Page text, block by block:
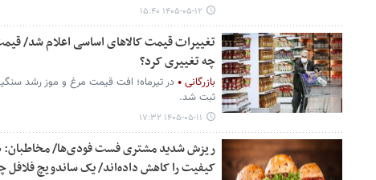
۱۴۰۵-۰۵-۱۲ ۱۵:۴۰
تغییرات قیمت کالاهای اساسی اعلام شد/
چه تغییری کرد؟
بازرگانی
در تیرماه؛ افت قیمت مرغ و موز رشد
ثبت شد.
۱۴۰۵-۰۵-۱۱ ۱۷:۳۲
ریزش شدید مشتری فست فودی‌ها/ مخاطبان:
کیفیت را کاهش داده‌اند/ یک ساندویچ فلافل